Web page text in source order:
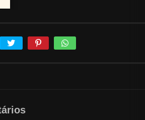
chef de cozinha! Sua carreira
expulsa de casa, e juntos, eles